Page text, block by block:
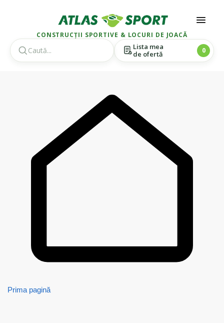
CONSTRUCȚII SPORTIVE & LOCURI DE JOACĂ
Lista mea
de ofertă
0
Prima pagină